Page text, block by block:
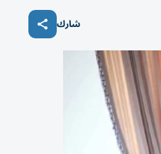
شارك